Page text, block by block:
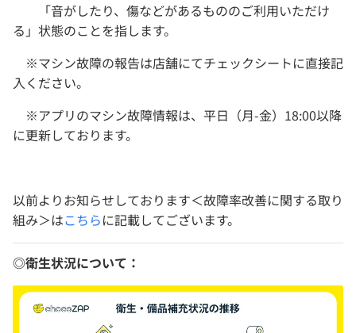
「音がしたり、傷などがあるもののご利用いただけ
る」状態のことを指します。
※マシン故障の報告は店舗にてチェックシートに直接記
入ください。
※アプリのマシン故障情報は、平日（月-金）18:00以降
に更新しております。
以前よりお知らせしております＜故障率改善に関する取り
組み＞はこちらに記載してございます。
◎衛生状況について：